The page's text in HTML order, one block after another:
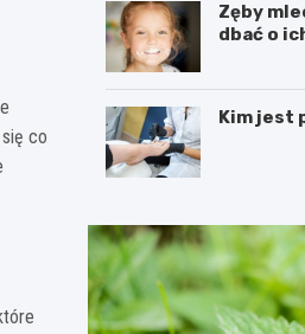
co
Zęby
dbać o
Kim jest